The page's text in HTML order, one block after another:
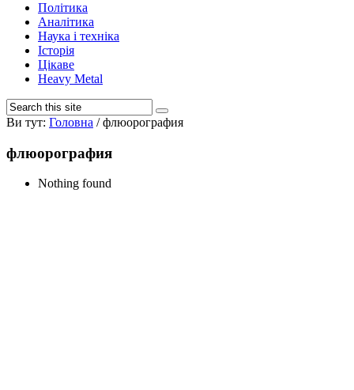
Політика
Аналітика
Наука і техніка
Історія
Цікаве
Heavy Metal
Ви тут: Головна /флюорография
флюорография
Nothing found